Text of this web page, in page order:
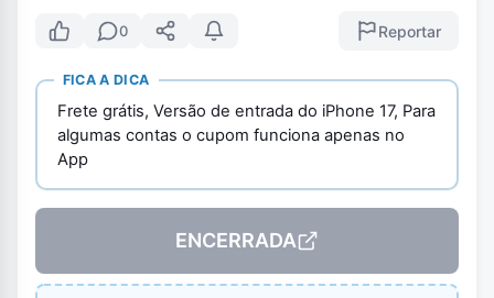
0 Reportar
FICA A DICA
Frete grátis, Versão de entrada do iPhone 17, Para
algumas contas o cupom funciona apenas no
App
ENCERRADA